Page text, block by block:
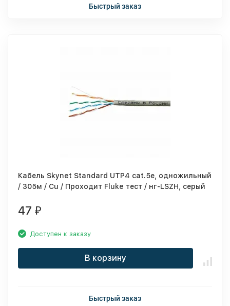
Быстрый заказ
Кабель Skynet Standard UTP4 cat.5е, одножильный
/ 305м / Cu / Проходит Fluke тест / нг-LSZH, серый
47 ₽
Доступен к заказу
В корзину
Быстрый заказ